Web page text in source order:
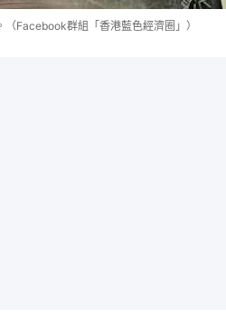
Facebook群組「香港藍色經濟圈」）